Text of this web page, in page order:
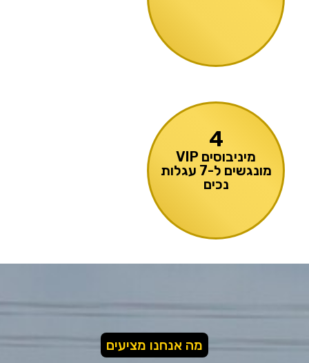
מיניבוסים VIP
מונגשים ל-7 עגלות
נכים
4
מה אנחנו מציעים